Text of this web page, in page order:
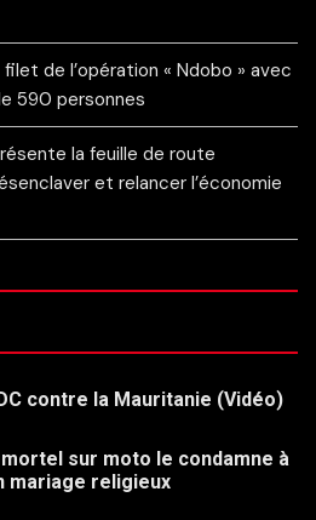
de l’opération « Ndobo » avec
590 personnes
la feuille de route
et relancer l’économie
contre la Mauritanie (Vidéo)
sur moto le condamne à
mariage religieux